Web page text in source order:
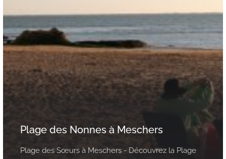
Plage des Nonnes à Meschers
Plage des Sœurs à Meschers - Découvrez la Plage